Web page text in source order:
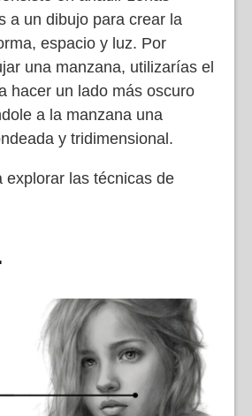
a un dibujo para crear la
espacio y luz. Por
una manzana, utilizarías el
hacer un lado más oscuro
a la manzana una
y tridimensional.
explorar las técnicas de